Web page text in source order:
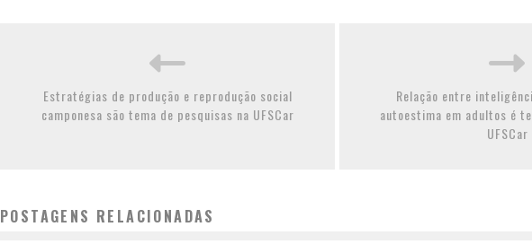
Estratégias de produção e reprodução social
camponesa são tema de pesquisas na UFSCar
Relação entre
autoestima em adultos é
UFSCar
POSTAGENS RELACIONADAS